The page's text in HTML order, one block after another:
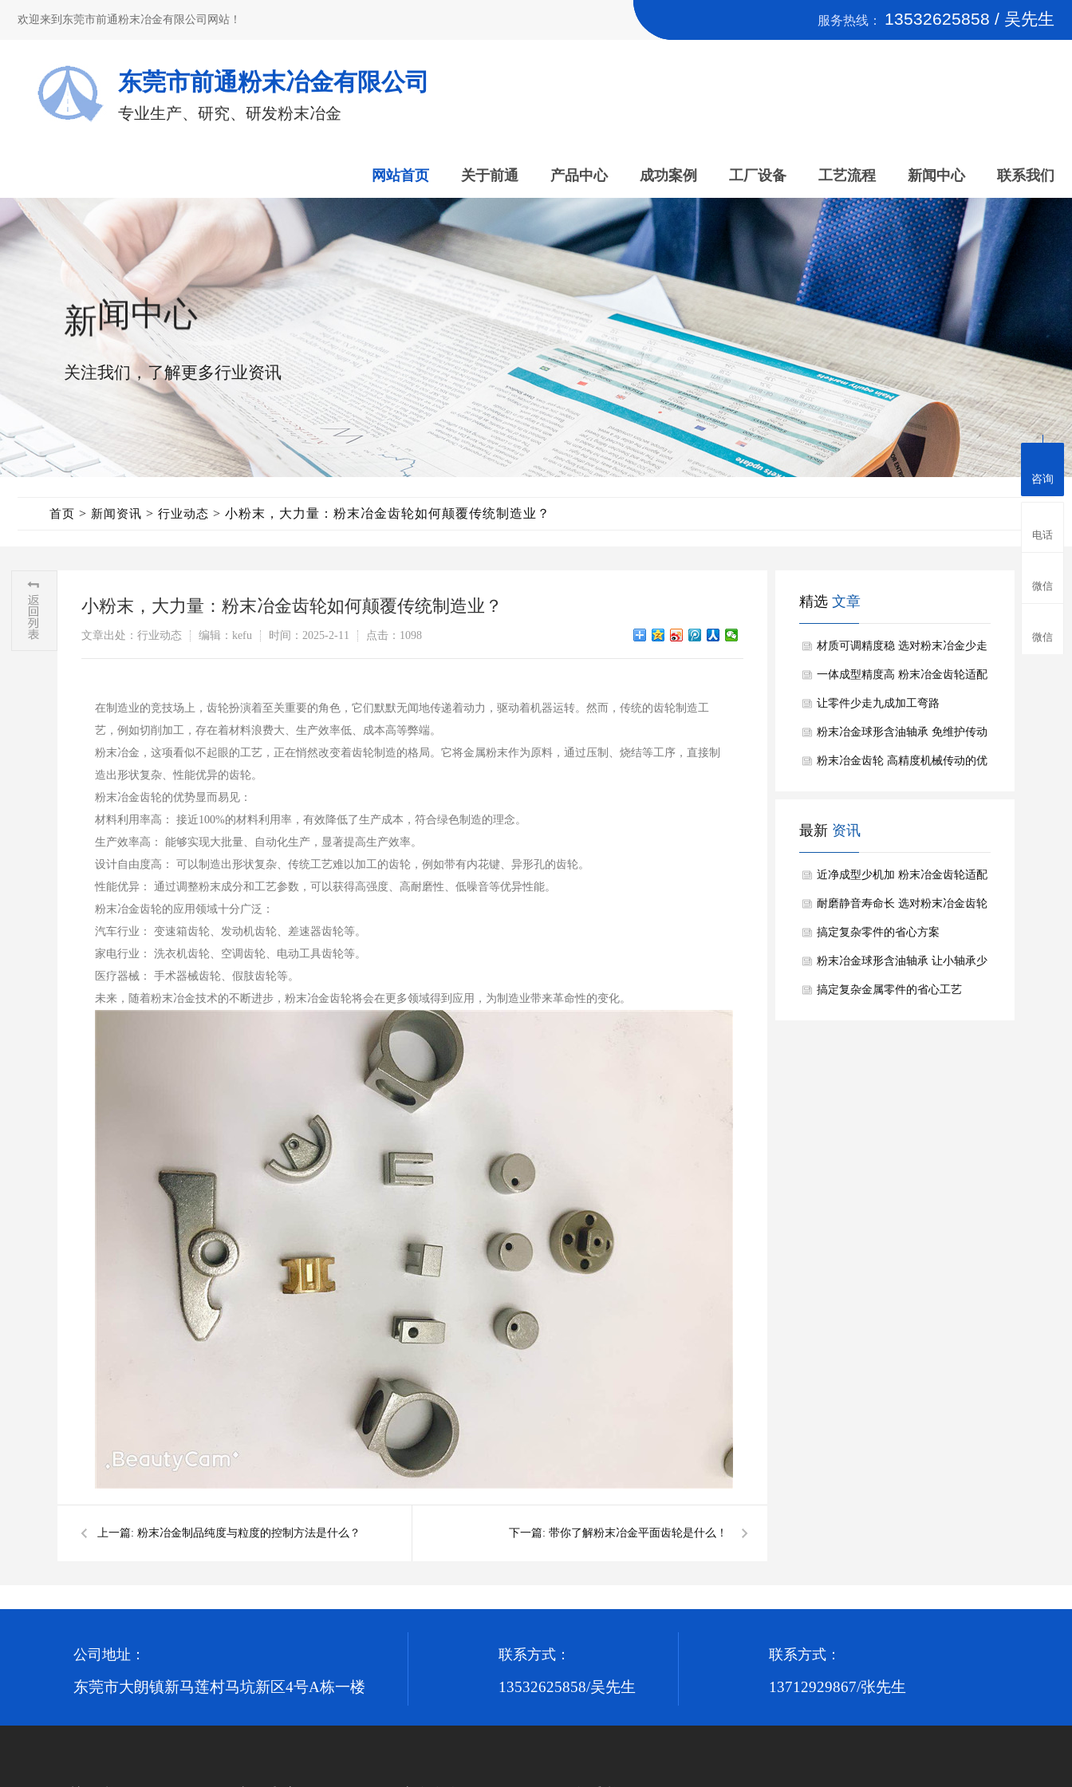
欢迎来到东莞市前通粉末冶金有限公司网站！ 服务热线： 13532625858 / 吴先生
东莞市前通粉末冶金有限公司
专业生产、研究、研发粉末冶金
网站首页 关于前通 产品中心 成功案例 工厂设备 工艺流程 新闻中心 联系我们
新闻中心
关注我们，了解更多行业资讯
首页 > 新闻资讯 > 行业动态 > 小粉末，大力量：粉末冶金齿轮如何颠覆传统制造业？
小粉末，大力量：粉末冶金齿轮如何颠覆传统制造业？
文章出处：行业动态 编辑：kefu 时间：2025-2-11 点击：1098
在制造业的竞技场上，齿轮扮演着至关重要的角色，它们默默无闻地传递着动力，驱动着机器运转。然而，传统的齿轮制造工
艺，例如切削加工，存在着材料浪费大、生产效率低、成本高等弊端。
粉末冶金，这项看似不起眼的工艺，正在悄然改变着齿轮制造的格局。它将金属粉末作为原料，通过压制、烧结等工序，直接制
造出形状复杂、性能优异的齿轮。
粉末冶金齿轮的优势显而易见：
材料利用率高：
接近100%的材料利用率，有效降低了生产成本，符合绿色制造的理念。
生产效率高：
能够实现大批量、自动化生产，显著提高生产效率。
设计自由度高：
可以制造出形状复杂、传统工艺难以加工的齿轮，例如带有内花键、异形孔的齿轮。
性能优异：
通过调整粉末成分和工艺参数，可以获得高强度、高耐磨性、低噪音等优异性能。
粉末冶金齿轮的应用领域十分广泛：
汽车行业：
变速箱齿轮、发动机齿轮、差速器齿轮等。
家电行业：
洗衣机齿轮、空调齿轮、电动工具齿轮等。
医疗器械：
手术器械齿轮、假肢齿轮等。
未来，随着粉末冶金技术的不断进步，粉末冶金齿轮将会在更多领域得到应用，为制造业带来革命性的变化。
上一篇: 粉末冶金制品纯度与粒度的控制方法是什么？ 下一篇: 带你了解粉末冶金平面齿轮是什么！
精选 文章
材质可调精度稳 选对粉末冶金少走
零件制造弯路
一体成型精度高 粉末冶金齿轮适配
多传动场景
让零件少走九成加工弯路
粉末冶金球形含油轴承 免维护传动
的省心选择
粉末冶金齿轮 高精度机械传动的优
最新 资讯
近净成型少机加 粉末冶金齿轮适配
批量精密传动
耐磨静音寿命长 选对粉末冶金齿轮
少踩量产坑
搞定复杂零件的省心方案
粉末冶金球形含油轴承 让小轴承少
走维护弯路
搞定复杂金属零件的省心工艺
公司地址：
东莞市大朗镇新马莲村马坑新区4号A栋一楼
联系方式：
13532625858/吴先生
联系方式：
13712929867/张先生
咨询
电话
微信
微信